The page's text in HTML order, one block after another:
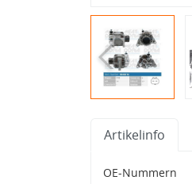
Artikelinfo
OE-Nummern